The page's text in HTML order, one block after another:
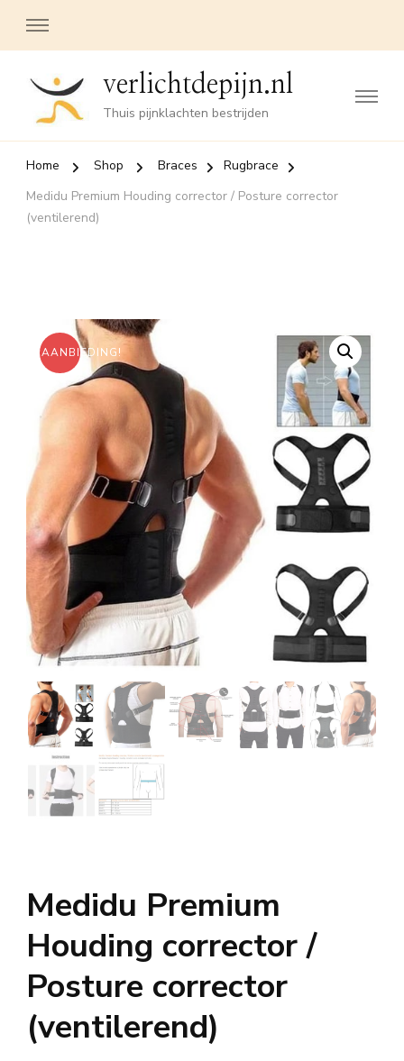
verlichtdepijn.nl
Thuis pijnklachten bestrijden
Home Shop Braces
Rugbrace
Medidu Premium Houding corrector / Posture corrector
(ventilerend)
AANBIEDING!
Medidu Premium
Houding corrector /
Posture corrector
(ventilerend)